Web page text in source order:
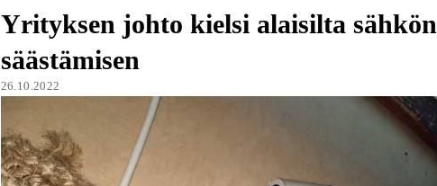
Yrityksen johto kielsi alaisilta sähkön
säästämisen
26.10.2022